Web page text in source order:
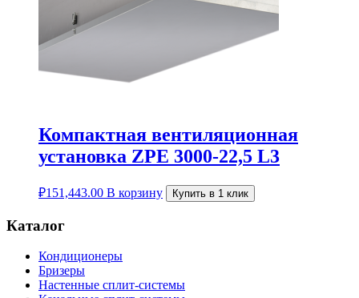
Компактная вентиляционная
установка ZPE 3000-22,5 L3
₽151,443.00 В корзину Купить в 1 клик
Каталог
Кондиционеры
Бризеры
Настенные сплит-системы